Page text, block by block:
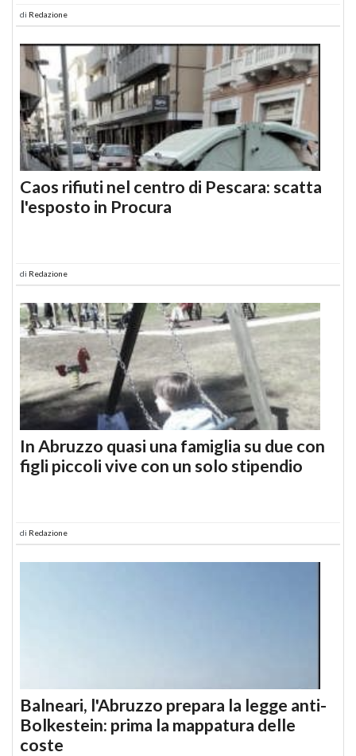
di Redazione
Caos rifiuti nel centro di Pescara: scatta
l'esposto in Procura
di Redazione
In Abruzzo quasi una famiglia su due con
figli piccoli vive con un solo stipendio
di Redazione
Balneari, l'Abruzzo prepara la legge anti-
Bolkestein: prima la mappatura delle
coste